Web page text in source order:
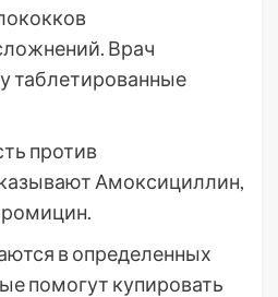
Врач
таблетированные
против
Амоксициллин,
в определенных
помогут купировать